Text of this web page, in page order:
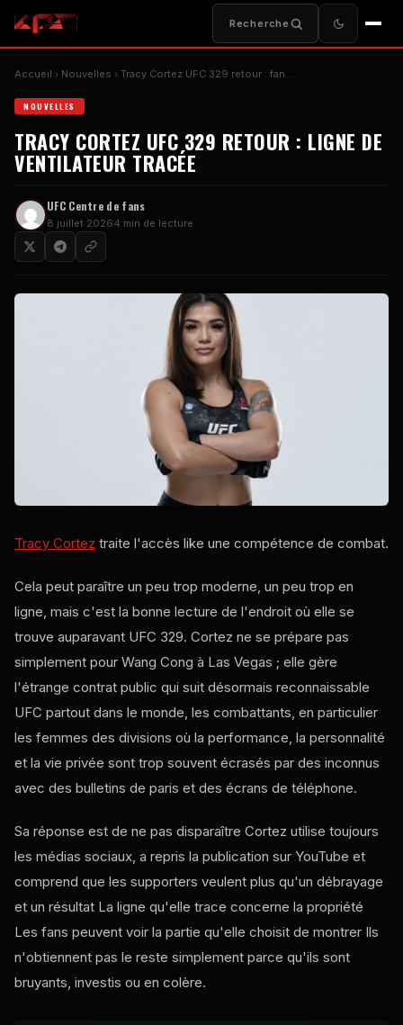
Recherche
Accueil Nouvelles Tracy Cortez UFC 329 retour : fan...
NOUVELLES
TRACY CORTEZ UFC 329 RETOUR : LIGNE DE
VENTILATEUR TRACÉE
UFCCentre de fans
8 juillet 20264 min de lecture
Tracy Cortez traite l'accès like une compétence de combat.
Cela peut paraître un peu trop moderne, un peu trop en
ligne, mais c'est la bonne lecture de l'endroit où elle se
trouve auparavant UFC 329. Cortez ne se prépare pas
simplement pour Wang Cong à Las Vegas ; elle gère
l'étrange contrat public qui suit désormais reconnaissable
UFC partout dans le monde, les combattants, en particulier
les femmes des divisions où la performance, la personnalité
et la vie privée sont trop souvent écrasés par des inconnus
avec des bulletins de paris et des écrans de téléphone.
Sa réponse est de ne pas disparaître Cortez utilise toujours
les médias sociaux, a repris la publication sur YouTube et
comprend que les supporters veulent plus qu'un débrayage
et un résultat La ligne qu'elle trace concerne la propriété
Les fans peuvent voir la partie qu'elle choisit de montrer Ils
n'obtiennent pas le reste simplement parce qu'ils sont
bruyants, investis ou en colère.